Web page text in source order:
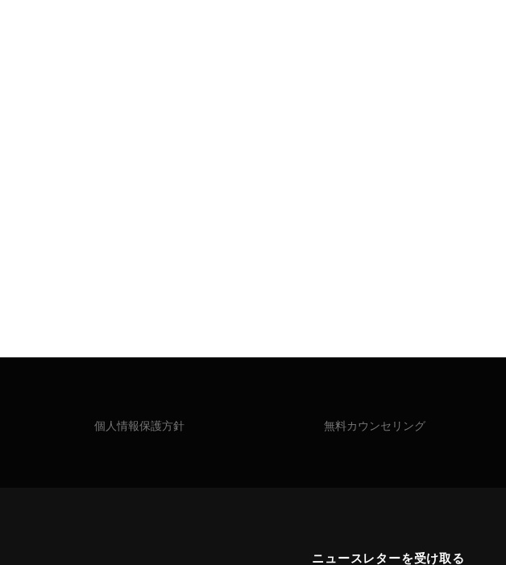
個人情報保護方針 無料カウンセリング
ニュースレターを受け取る